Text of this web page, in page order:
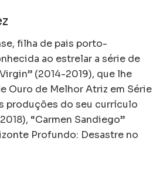
filha de pais porto-
ao estrelar a série de
(2014-2019), que lhe
Ouro de Melhor Atriz em Série
produções do seu currículo
“Carmen Sandiego”
Profundo: Desastre no